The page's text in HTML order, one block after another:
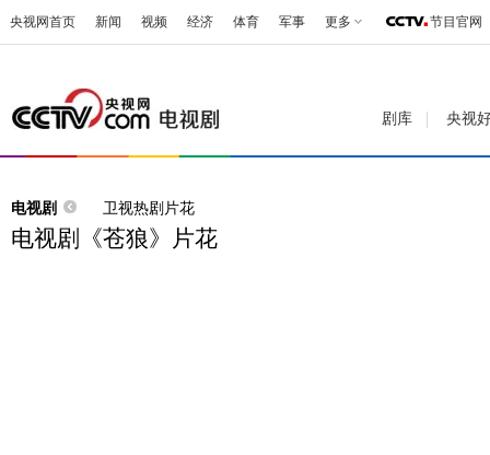
央视网首页 新闻 视频 经济 体育 军事 更多 节目官网
剧库 央视
电视剧 卫视热剧片花
电视剧《苍狼》片花